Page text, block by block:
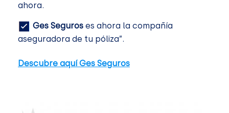
ahora.
Ges Seguros es ahora la compañía
aseguradora de tu póliza”.
Descubre aquí Ges Seguros